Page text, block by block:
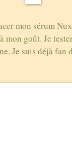
mon sérum
mon goût. Je
Je suis déjà fan